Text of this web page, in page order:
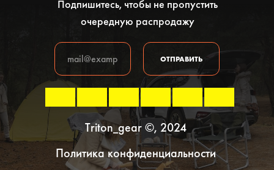
Подпишитесь, чтобы не пропустить
очередную распродажу
Triton_gear ©, 2024
Политика конфиденциальности
ОТПРАВИТЬ